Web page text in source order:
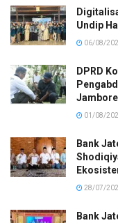
Undip
06/08/
DPRD
01/08/
Bank
28/07/
Bank